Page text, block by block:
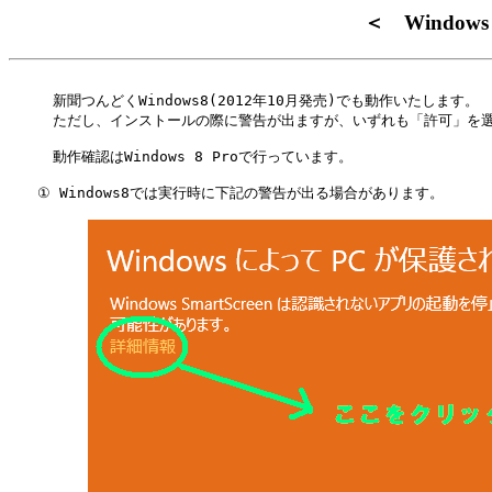
＜
     新聞つんどくWindows8(2012年10月発売)でも動作いたします。
ただし、インストールの際に警告が出ますが、いずれも「許可」を
     動作確認はWindows 8 Proで行っています。
① Windows8では実行時に下記の警告が出る場合があります。